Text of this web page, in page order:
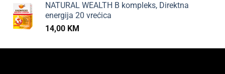
NATURAL WEALTH B kompleks, Direktna
energija 20 vrećica
14,00 KM